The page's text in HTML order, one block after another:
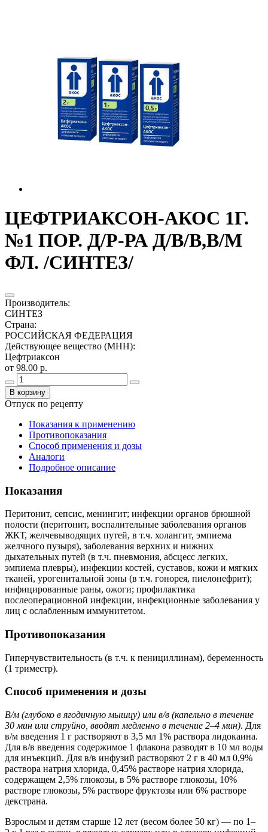
ЦЕФТРИАКСОН-АКОС 1Г.
№1 ПОР. Д/Р-РА Д/В/В,В/М
ФЛ. /СИНТЕЗ/
Производитель:
СИНТЕЗ
Страна:
РОССИЙСКАЯ ФЕДЕРАЦИЯ
Действующее вещество (МНН):
Цефтриаксон
от 98.00 р.
В корзину
Отпуск по рецепту
Показания к применению
Противопоказания
Способ применения и дозы
Аналоги
Подробное описание
Показания
Перитонит, сепсис, менингит; инфекции органов брюшной
полости (перитонит, воспалительные заболевания органов
ЖКТ, желчевыводящих путей, в т.ч. холангит, эмпиема
желчного пузыря), заболевания верхних и нижних
дыхательных путей (в т.ч. пневмония, абсцесс легких,
эмпиема плевры), инфекции костей, суставов, кожи и мягких
тканей, урогенитальной зоны (в т.ч. гонорея, пиелонефрит);
инфицированные раны, ожоги; профилактика
послеоперационной инфекции, инфекционные заболевания у
лиц с ослабленным иммунитетом.
Противопоказания
Гиперчувствительность (в т.ч. к пенициллинам), беременность
(1 триместр).
Способ применения и дозы
В/м (глубоко в ягодичную мышцу) или в/в (капельно в течение
30 мин или струйно, вводят медленно в течение 2–4 мин). Для
в/м введения 1 г растворяют в 3,5 мл 1% раствора лидокаина.
Для в/в введения содержимое 1 флакона разводят в 10 мл воды
для инъекций. Для в/в инфузий растворяют 2 г в 40 мл 0,9%
раствора натрия хлорида, 0,45% растворе натрия хлорида,
содержащем 2,5% глюкозы, в 5% растворе глюкозы, 10%
растворе глюкозы, 5% растворе фруктозы или 6% растворе
декстрана.
Взрослым и детям старше 12 лет (весом более 50 кг) — по 1–